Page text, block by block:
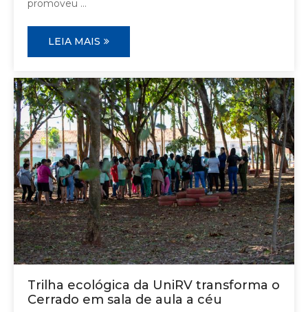
promoveu ...
LEIA MAIS
Trilha ecológica da UniRV transforma o
Cerrado em sala de aula a céu